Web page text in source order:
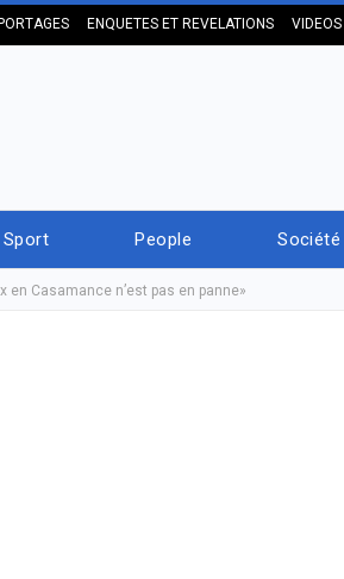
ENQUETES ET REVELATIONS VIDEOS
Sport People Société
en Casamance n’est pas en panne»